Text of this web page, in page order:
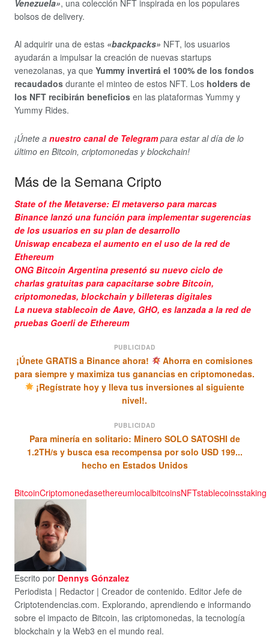
Venezuela», una colección NFT inspirada en los populares
bolsos de delivery.
Al adquirir una de estas «backpacks» NFT, los usuarios
ayudarán a impulsar la creación de nuevas startups
venezolanas, ya que Yummy invertirá el 100% de los fondos
recaudados durante el minteo de estos NFT. Los holders de
los NFT recibirán beneficios en las plataformas Yummy y
Yummy Rides.
¡Únete a nuestro canal de Telegrampara estar al día de lo
último en Bitcoin, criptomonedas y blockchain!
Más de la Semana Cripto
State of the Metaverse: El metaverso para marcas
Binance lanzó una función para implementar sugerencias
de los usuarios en su plan de desarrollo
Uniswap encabeza el aumento en el uso de la red de
Ethereum
ONG Bitcoin Argentina presentó su nuevo ciclo de
charlas gratuitas para capacitarse sobre Bitcoin,
criptomonedas, blockchain y billeteras digitales
La nueva stablecoin de Aave, GHO, es lanzada a la red de
pruebas Goerli de Ethereum
PUBLICIDAD
¡Únete GRATIS a Binance ahora!
Ahorra en comisiones
para siempre y maximiza tus ganancias en criptomonedas.
¡Regístrate hoy y lleva tus inversiones al siguiente
nivel!.
PUBLICIDAD
Para minería en solitario: Minero SOLO SATOSHI de
1.2TH/s y busca esa recompensa por solo USD 199...
hecho en Estados Unidos
BitcoinCriptomonedasethereumlocalbitcoinsNFTstablecoinsstaking
Escrito por Dennys Gónzalez
Periodista | Redactor | Creador de contenido. Editor Jefe de
Criptotendencias.com. Explorando, aprendiendo e informando
sobre el impacto de Bitcoin, las criptomonedas, la tecnología
blockchain y la Web3 en el mundo real.